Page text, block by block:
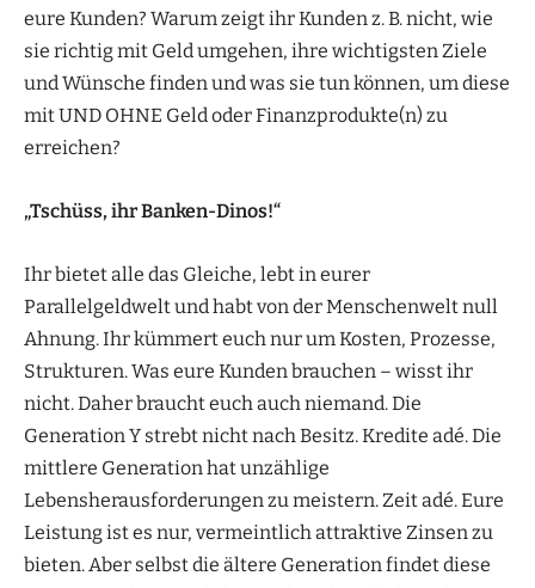
eure Kunden? Warum zeigt ihr Kunden z. B. nicht, wie
sie richtig mit Geld umgehen, ihre wichtigsten Ziele
und Wünsche finden und was sie tun können, um diese
mit UND OHNE Geld oder Finanzprodukte(n) zu
erreichen?
„Tschüss, ihr Banken-Dinos!“
Ihr bietet alle das Gleiche, lebt in eurer
Parallelgeldwelt und habt von der Menschenwelt null
Ahnung. Ihr kümmert euch nur um Kosten, Prozesse,
Strukturen. Was eure Kunden brauchen – wisst ihr
nicht. Daher braucht euch auch niemand. Die
Generation Y strebt nicht nach Besitz. Kredite adé. Die
mittlere Generation hat unzählige
Lebensherausforderungen zu meistern. Zeit adé. Eure
Leistung ist es nur, vermeintlich attraktive Zinsen zu
bieten. Aber selbst die ältere Generation findet diese